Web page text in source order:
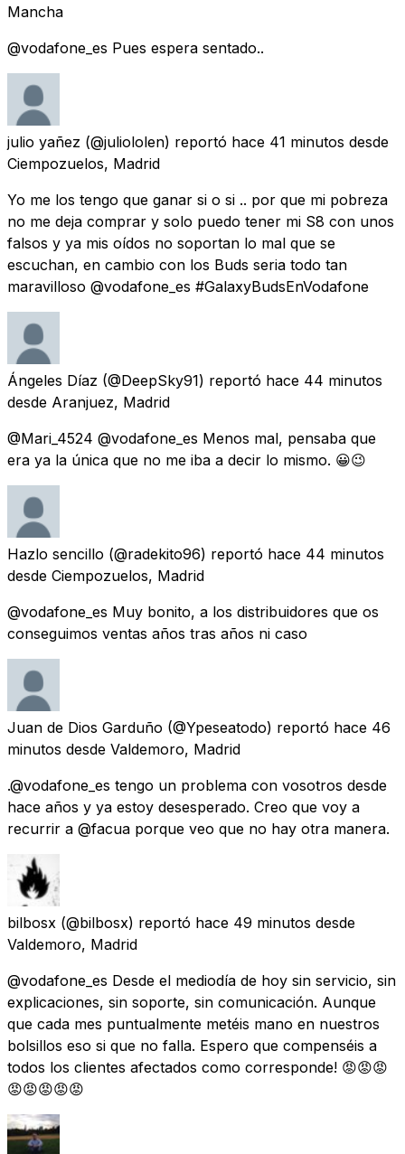
Mancha
@vodafone_es Pues espera sentado..
julio yañez (@juliololen) reportó hace 41 minutos desde
Ciempozuelos, Madrid
Yo me los tengo que ganar si o si .. por que mi pobreza
no me deja comprar y solo puedo tener mi S8 con unos
falsos y ya mis oídos no soportan lo mal que se
escuchan, en cambio con los Buds seria todo tan
maravilloso @vodafone_es #GalaxyBudsEnVodafone
Ángeles Díaz (@DeepSky91) reportó hace 44 minutos
desde Aranjuez, Madrid
@Mari_4524 @vodafone_es Menos mal, pensaba que
era ya la única que no me iba a decir lo mismo. 😀😉
Hazlo sencillo (@radekito96) reportó hace 44 minutos
desde Ciempozuelos, Madrid
@vodafone_es Muy bonito, a los distribuidores que os
conseguimos ventas años tras años ni caso
Juan de Dios Garduño (@Ypeseatodo) reportó hace 46
minutos desde Valdemoro, Madrid
.@vodafone_es tengo un problema con vosotros desde
hace años y ya estoy desesperado. Creo que voy a
recurrir a @facua porque veo que no hay otra manera.
bilbosx (@bilbosx) reportó hace 49 minutos desde
Valdemoro, Madrid
@vodafone_es Desde el mediodía de hoy sin servicio, sin
explicaciones, sin soporte, sin comunicación. Aunque
que cada mes puntualmente metéis mano en nuestros
bolsillos eso si que no falla. Espero que compenséis a
todos los clientes afectados como corresponde! 😡😡😡
😡😡😡😡😡